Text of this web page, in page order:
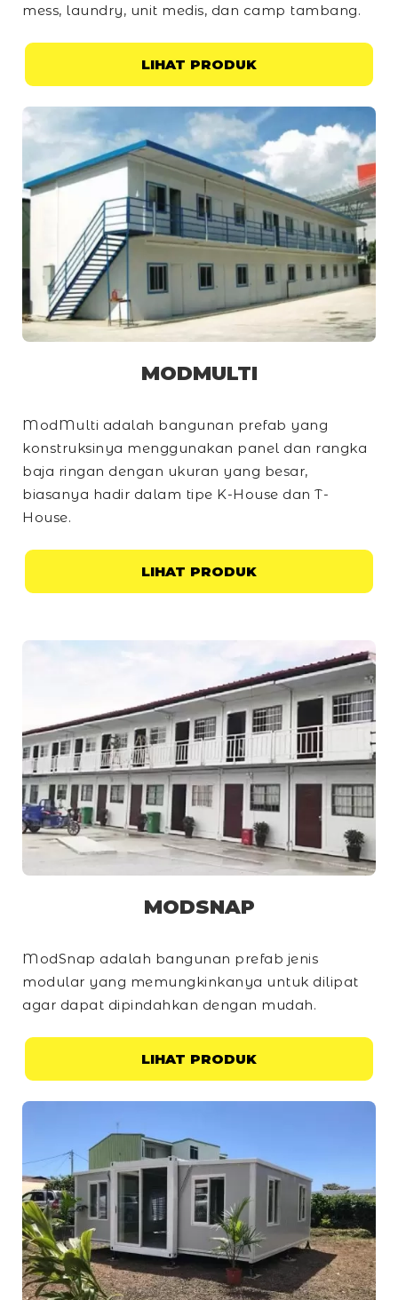
mess, laundry, unit medis, dan camp tambang.
LIHAT PRODUK
MODMULTI
ModMulti adalah bangunan prefab yang
konstruksinya menggunakan panel dan rangka
baja ringan dengan ukuran yang besar,
biasanya hadir dalam tipe K-House dan T-
House.
LIHAT PRODUK
MODSNAP
ModSnap adalah bangunan prefab jenis
modular yang memungkinkanya untuk dilipat
agar dapat dipindahkan dengan mudah.
LIHAT PRODUK